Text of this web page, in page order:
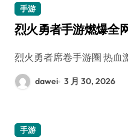
手游
烈火勇者手游燃爆全
烈火勇者席卷手游圈 热
dawei 3 月 30, 2026
手游